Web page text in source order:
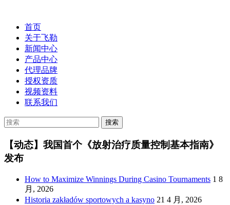
首页
关于飞勒
新闻中心
产品中心
代理品牌
授权资质
视频资料
联系我们
【动态】我国首个《放射治疗质量控制基本指南》
发布
How to Maximize Winnings During Casino Tournaments 1 8
月, 2026
Historia zakładów sportowych a kasyno 21 4 月, 2026